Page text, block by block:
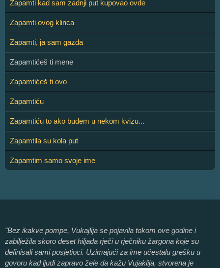
Zapamti kad sam zadnji put kupovao ovde
Zapamti ovog klinca
Zapamti, ja sam gazda
Zapamtićeš ti mene
Zapamtićeš ti ovo
Zapamtiću
Zapamtiću to ako budem u nekom kvizu...
Zapamtila su kola put
Zapamtim samo svoje ime
"Bez ikakve pompe, Vukajlija se pojavila tokom ove godine i
zabilježila skoro deset hiljada rječi u rječniku žargona koje su
definisali sami posjetioci. Uzimajući za ime učestalu grešku u
govoru kad ljudi zapravo žele da kažu Vujaklija, stvorena je